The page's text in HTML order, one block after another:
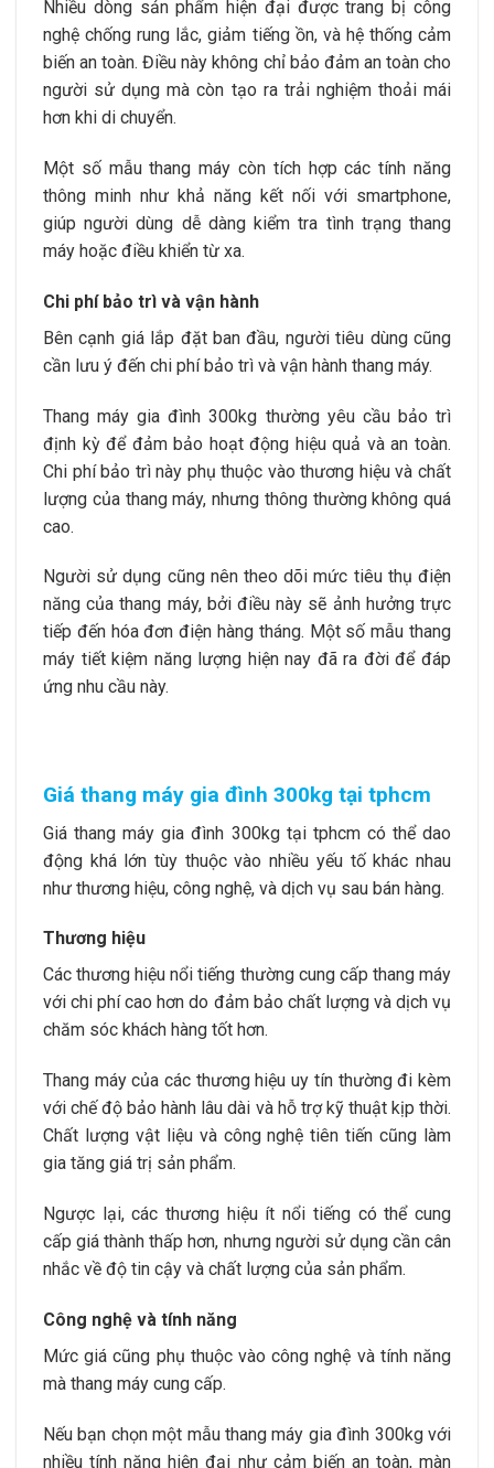
Nhiều dòng sản phẩm hiện đại được trang bị công
nghệ chống rung lắc, giảm tiếng ồn, và hệ thống cảm
biến an toàn. Điều này không chỉ bảo đảm an toàn cho
người sử dụng mà còn tạo ra trải nghiệm thoải mái
hơn khi di chuyển.
Một số mẫu thang máy còn tích hợp các tính năng
thông minh như khả năng kết nối với smartphone,
giúp người dùng dễ dàng kiểm tra tình trạng thang
máy hoặc điều khiển từ xa.
Chi phí bảo trì và vận hành
Bên cạnh giá lắp đặt ban đầu, người tiêu dùng cũng
cần lưu ý đến chi phí bảo trì và vận hành thang máy.
Thang máy gia đình 300kg thường yêu cầu bảo trì
định kỳ để đảm bảo hoạt động hiệu quả và an toàn.
Chi phí bảo trì này phụ thuộc vào thương hiệu và chất
lượng của thang máy, nhưng thông thường không quá
cao.
Người sử dụng cũng nên theo dõi mức tiêu thụ điện
năng của thang máy, bởi điều này sẽ ảnh hưởng trực
tiếp đến hóa đơn điện hàng tháng. Một số mẫu thang
máy tiết kiệm năng lượng hiện nay đã ra đời để đáp
ứng nhu cầu này.
Giá thang máy gia đình 300kg tại tphcm
Giá thang máy gia đình 300kg tại tphcm có thể dao
động khá lớn tùy thuộc vào nhiều yếu tố khác nhau
như thương hiệu, công nghệ, và dịch vụ sau bán hàng.
Thương hiệu
Các thương hiệu nổi tiếng thường cung cấp thang máy
với chi phí cao hơn do đảm bảo chất lượng và dịch vụ
chăm sóc khách hàng tốt hơn.
Thang máy của các thương hiệu uy tín thường đi kèm
với chế độ bảo hành lâu dài và hỗ trợ kỹ thuật kịp thời.
Chất lượng vật liệu và công nghệ tiên tiến cũng làm
gia tăng giá trị sản phẩm.
Ngược lại, các thương hiệu ít nổi tiếng có thể cung
cấp giá thành thấp hơn, nhưng người sử dụng cần cân
nhắc về độ tin cậy và chất lượng của sản phẩm.
Công nghệ và tính năng
Mức giá cũng phụ thuộc vào công nghệ và tính năng
mà thang máy cung cấp.
Nếu bạn chọn một mẫu thang máy gia đình 300kg với
nhiều tính năng hiện đại như cảm biến an toàn, màn